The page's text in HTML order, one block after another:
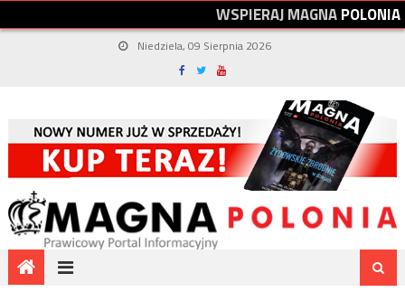
WSPIERAJMAGNAPOLONIA
Niedziela, 09 Sierpnia 2026